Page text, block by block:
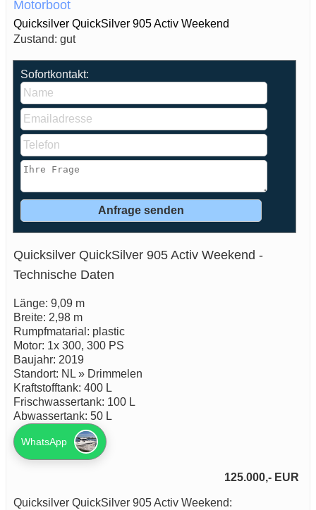
Motorboot
Quicksilver QuickSilver 905 Activ Weekend
Zustand: gut
Sofortkontakt:
Quicksilver QuickSilver 905 Activ Weekend -
Technische Daten
Länge: 9,09 m
Breite: 2,98 m
Rumpfmatarial: plastic
Motor: 1x 300, 300 PS
Baujahr: 2019
Standort: NL » Drimmelen
Kraftstofftank: 400 L
Frischwassertank: 100 L
Abwassertank: 50 L
WhatsApp
125.000,- EUR
Quicksilver QuickSilver 905 Activ Weekend: